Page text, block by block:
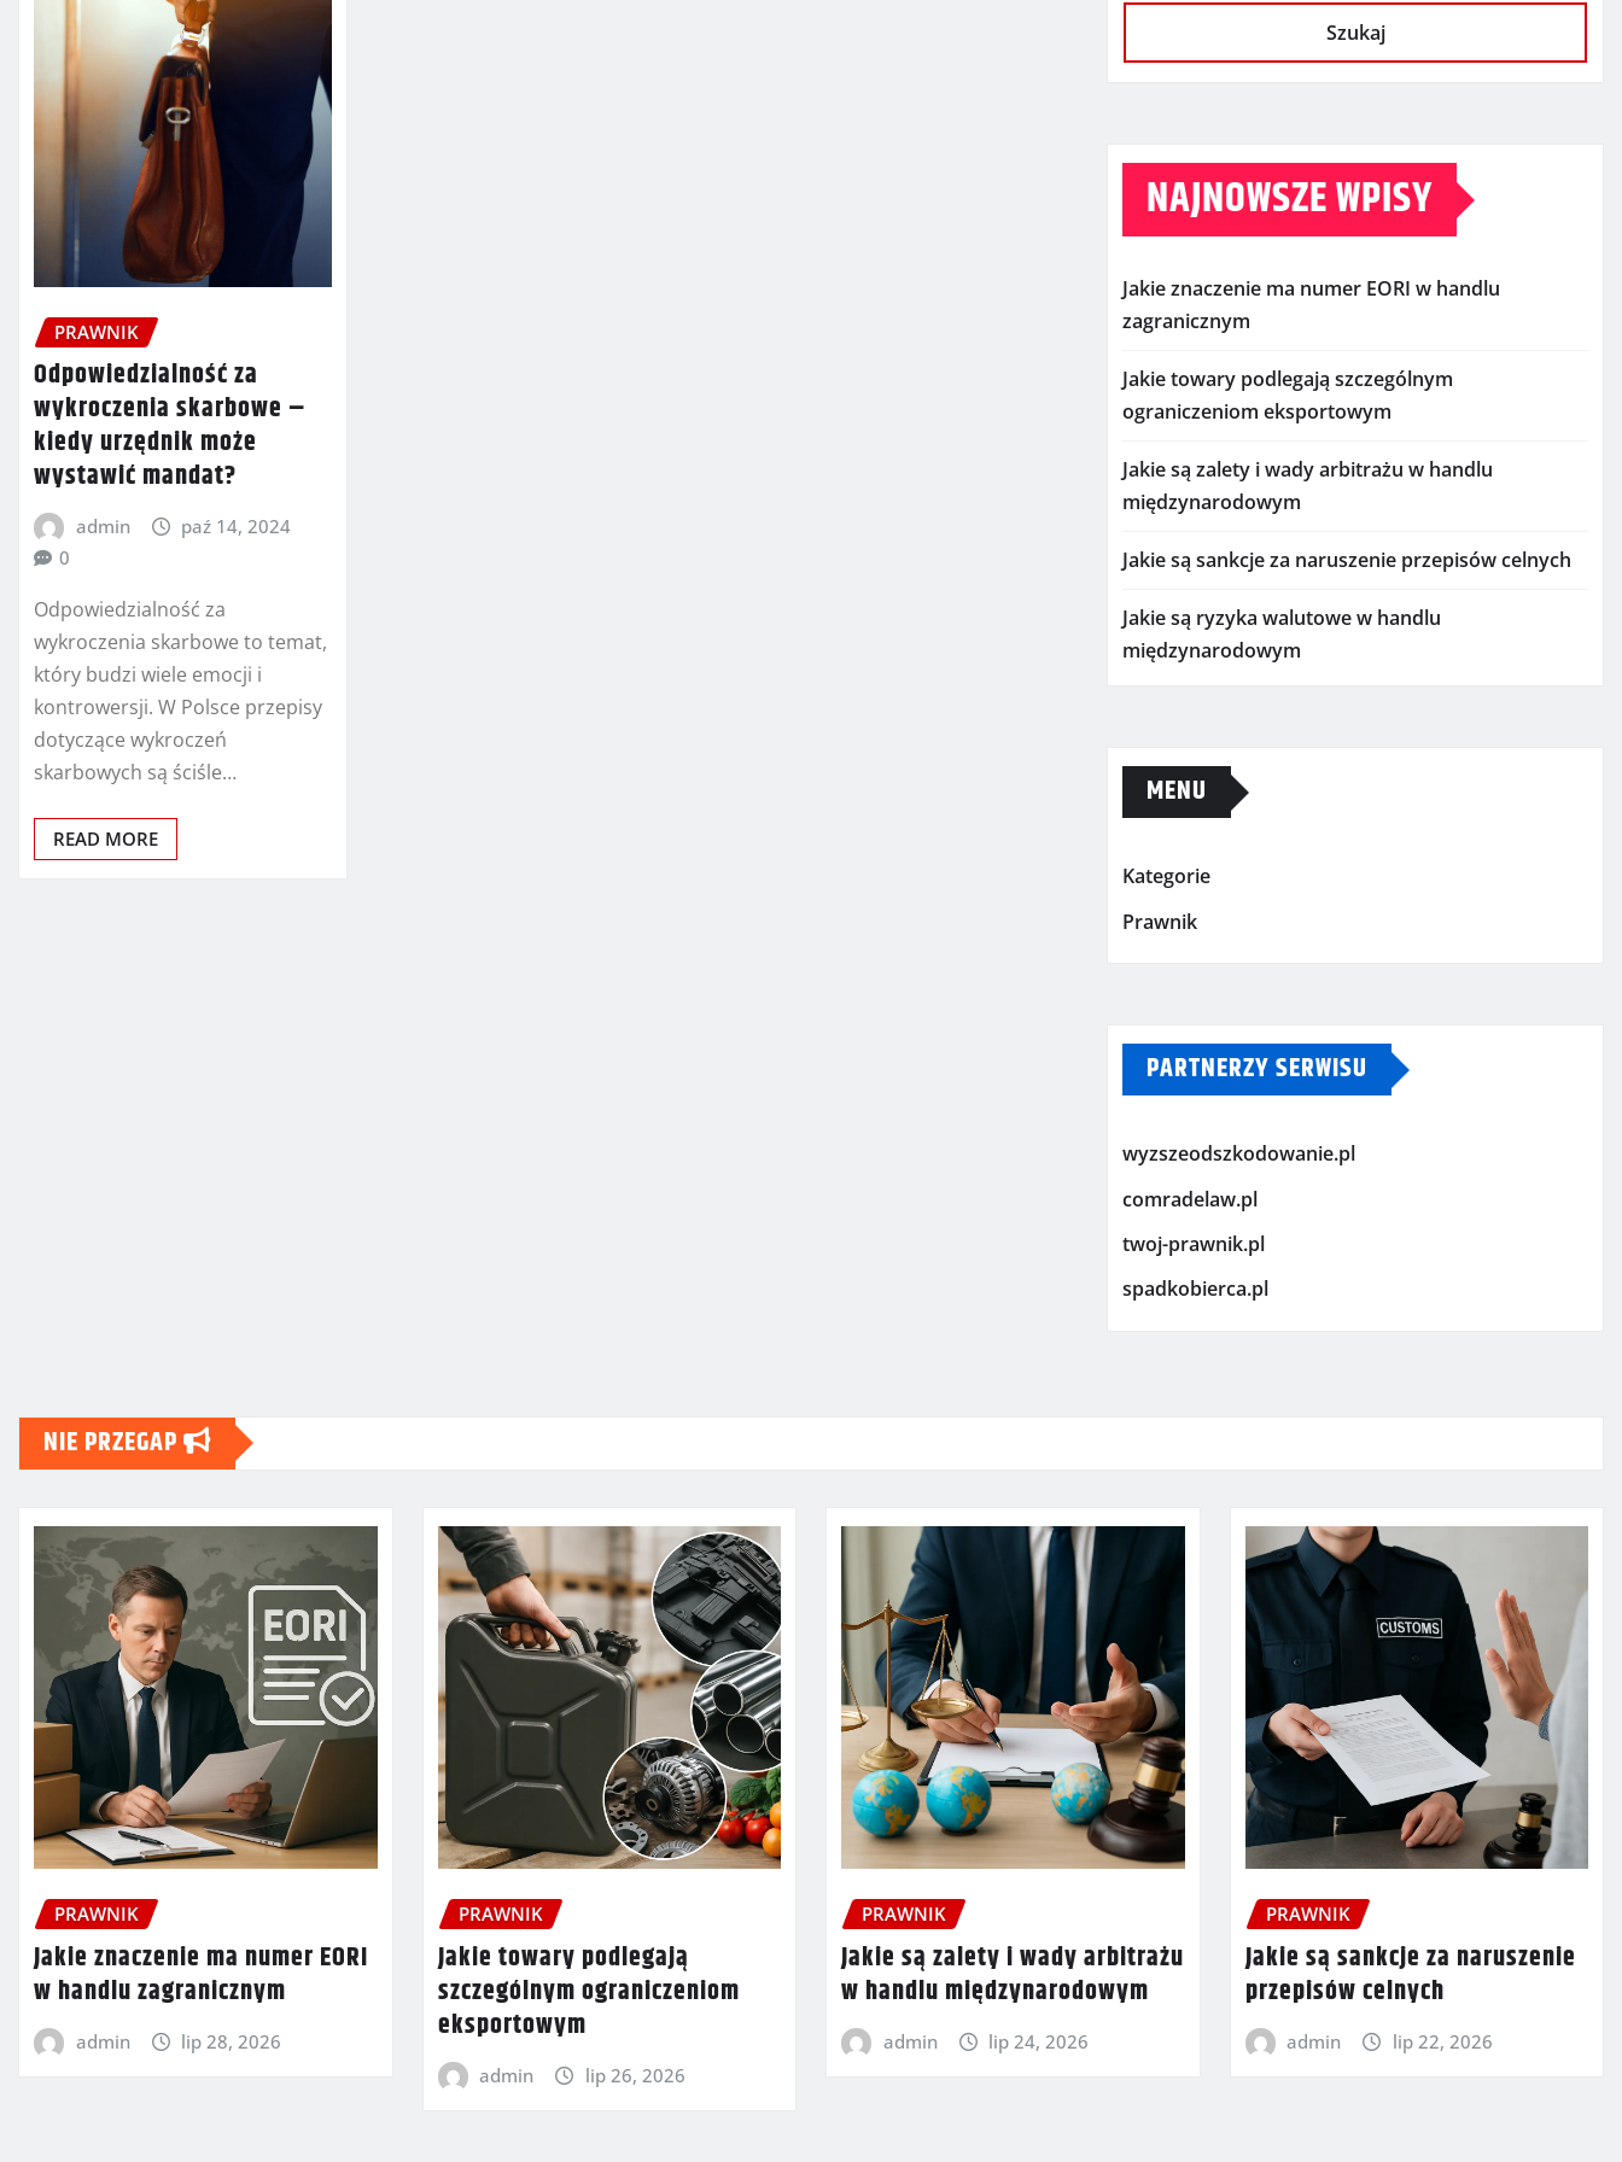
PRAWNIK
Odpowiedzialność za
wykroczenia skarbowe –
kiedy urzędnik może
wystawić mandat?
admin
paź 14, 2024
0
Odpowiedzialność za
wykroczenia skarbowe to temat,
który budzi wiele emocji i
kontrowersji. W Polsce przepisy
dotyczące wykroczeń
skarbowych są ściśle…
READ MORE
Szukaj
NAJNOWSZE WPISY
Jakie znaczenie ma numer EORI w handlu
zagranicznym
Jakie towary podlegają szczególnym
ograniczeniom eksportowym
Jakie są zalety i wady arbitrażu w handlu
międzynarodowym
Jakie są sankcje za naruszenie przepisów celnych
Jakie są ryzyka walutowe w handlu
międzynarodowym
MENU
Kategorie
Prawnik
PARTNERZY SERWISU
wyzszeodszkodowanie.pl
comradelaw.pl
twoj-prawnik.pl
spadkobierca.pl
NIE PRZEGAP
PRAWNIK
Jakie znaczenie ma numer EORI
w handlu zagranicznym
admin lip 28, 2026
PRAWNIK
Jakie towary podlegają
szczególnym ograniczeniom
eksportowym
admin lip 26, 2026
PRAWNIK
Jakie są zalety i wady arbitrażu
w handlu międzynarodowym
admin lip 24, 2026
PRAWNIK
Jakie są sankcje za naruszenie
przepisów celnych
admin lip 22, 2026